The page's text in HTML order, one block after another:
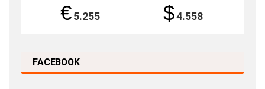
€5.255 $4.558
FACEBOOK